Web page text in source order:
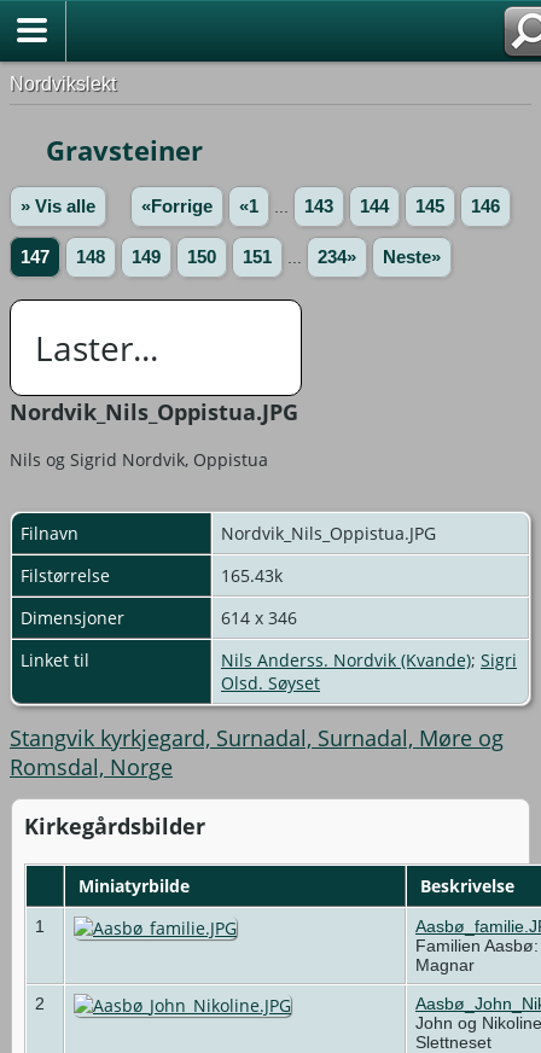
Nordvikslekt
Gravsteiner
» Vis alle «Forrige «1 143 144 145 146
147 148 149 150 151 234» Neste»
Laster...
Nordvik_Nils_Oppistua.JPG
Nils og Sigrid Nordvik, Oppistua
Filnavn
Nordvik_Nils_Oppistua.JPG
Filstørrelse
165.43k
Dimensjoner
614 x 346
Linket til
Nils Anderss. Nordvik (Kvande); Sigri
Olsd. Søyset
Stangvik kyrkjegard, Surnadal, Surnadal, Møre og
Romsdal, Norge
Kirkegårdsbilder
Miniatyrbilde Beskrivelse
1
Familien
Magnar
2
John og
Slettneset